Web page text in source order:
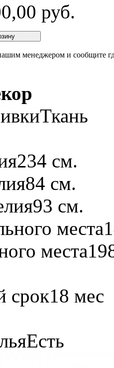
руб.
менеджером и сообщите
Ткань
234 см.
84 см.
93 см.
места
места
срок18 мес
Есть